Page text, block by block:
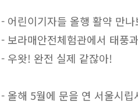
- 어린이기자들 올행 활약 만나
- 보라매안전체험관에서 태풍
- 우왓! 완전 실제 같잖아!
- 올해 5월에 문을 연 서울시